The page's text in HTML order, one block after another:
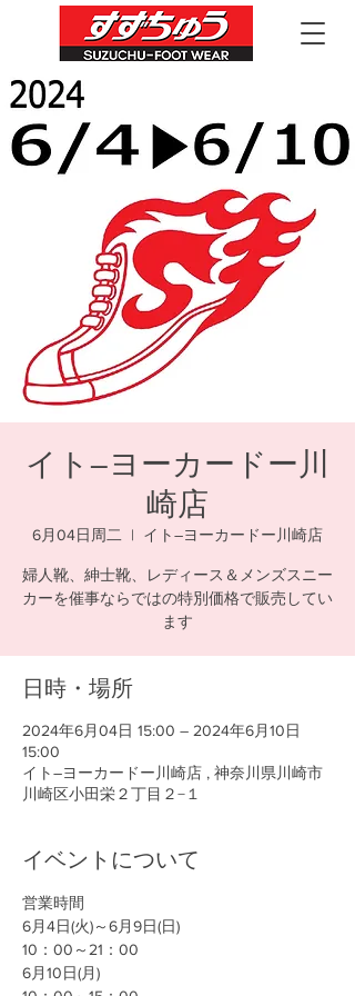
イト―ヨーカードー川
崎店
6月04日周二
  |
イト―ヨーカードー川崎店
婦人靴、紳士靴、レディース＆メンズスニー
カーを催事ならではの特別価格で販売してい
ます
日時・場所
2024年6月04日 15:00 – 2024年6月10日
15:00
イト―ヨーカードー川崎店 , 神奈川県川崎市
川崎区小田栄２丁目２−１
イベントについて
営業時間
6月4日(火)～6月9日(日)
10：00～21：00
6月10日(月)